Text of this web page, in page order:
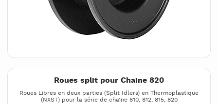
Roues split pour Chaine 820
Roues Libres en deux parties (Split Idlers) en Thermoplastique
(NXST) pour la série de chaîne 810, 812, 815, 820